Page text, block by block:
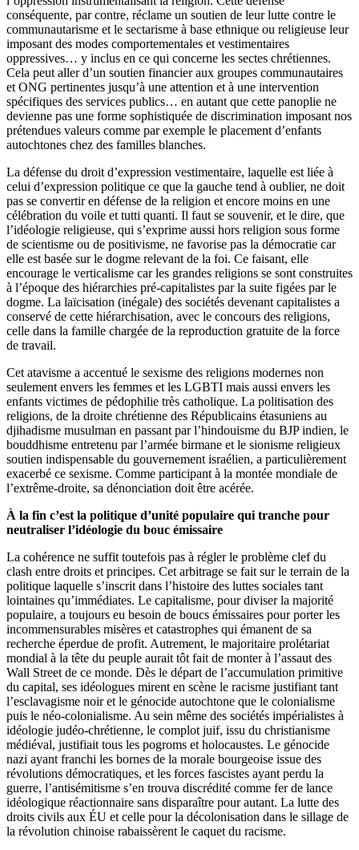
conséquente, par contre, réclame un soutien de leur lutte contre le
communautarisme et le sectarisme à base ethnique ou religieuse leur
imposant des modes comportementales et vestimentaires
oppressives… y inclus en ce qui concerne les sectes chrétiennes.
Cela peut aller d’un soutien financier aux groupes communautaires
et ONG pertinentes jusqu’à une attention et à une intervention
spécifiques des services publics… en autant que cette panoplie ne
devienne pas une forme sophistiquée de discrimination imposant nos
prétendues valeurs comme par exemple le placement d’enfants
autochtones chez des familles blanches.
La défense du droit d’expression vestimentaire, laquelle est liée à
celui d’expression politique ce que la gauche tend à oublier, ne doit
pas se convertir en défense de la religion et encore moins en une
célébration du voile et tutti quanti. Il faut se souvenir, et le dire, que
l’idéologie religieuse, qui s’exprime aussi hors religion sous forme
de scientisme ou de positivisme, ne favorise pas la démocratie car
elle est basée sur le dogme relevant de la foi. Ce faisant, elle
encourage le verticalisme car les grandes religions se sont construites
à l’époque des hiérarchies pré-capitalistes par la suite figées par le
dogme. La laïcisation (inégale) des sociétés devenant capitalistes a
conservé de cette hiérarchisation, avec le concours des religions,
celle dans la famille chargée de la reproduction gratuite de la force
de travail.
Cet atavisme a accentué le sexisme des religions modernes non
seulement envers les femmes et les LGBTI mais aussi envers les
enfants victimes de pédophilie très catholique. La politisation des
religions, de la droite chrétienne des Républicains étasuniens au
djihadisme musulman en passant par l’hindouisme du BJP indien, le
bouddhisme entretenu par l’armée birmane et le sionisme religieux
soutien indispensable du gouvernement israélien, a particulièrement
exacerbé ce sexisme. Comme participant à la montée mondiale de
l’extrême-droite, sa dénonciation doit être acérée.
À la fin c’est la politique d’unité populaire qui tranche pour
neutraliser l’idéologie du bouc émissaire
La cohérence ne suffit toutefois pas à régler le problème clef du
clash entre droits et principes. Cet arbitrage se fait sur le terrain de la
politique laquelle s’inscrit dans l’histoire des luttes sociales tant
lointaines qu’immédiates. Le capitalisme, pour diviser la majorité
populaire, a toujours eu besoin de boucs émissaires pour porter les
incommensurables misères et catastrophes qui émanent de sa
recherche éperdue de profit. Autrement, le majoritaire prolétariat
mondial à la tête du peuple aurait tôt fait de monter à l’assaut des
Wall Street de ce monde. Dès le départ de l’accumulation primitive
du capital, ses idéologues mirent en scène le racisme justifiant tant
l’esclavagisme noir et le génocide autochtone que le colonialisme
puis le néo-colonialisme. Au sein même des sociétés impérialistes à
idéologie judéo-chrétienne, le complot juif, issu du christianisme
médiéval, justifiait tous les pogroms et holocaustes. Le génocide
nazi ayant franchi les bornes de la morale bourgeoise issue des
révolutions démocratiques, et les forces fascistes ayant perdu la
guerre, l’antisémitisme s’en trouva discrédité comme fer de lance
idéologique réactionnaire sans disparaître pour autant. La lutte des
droits civils aux ÉU et celle pour la décolonisation dans le sillage de
la révolution chinoise rabaissèrent le caquet du racisme.